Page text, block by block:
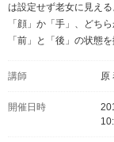
は設定せず老女に見え
「顔」か「手」、どち
「前」と「後」の状態を
講師 原
開催日時